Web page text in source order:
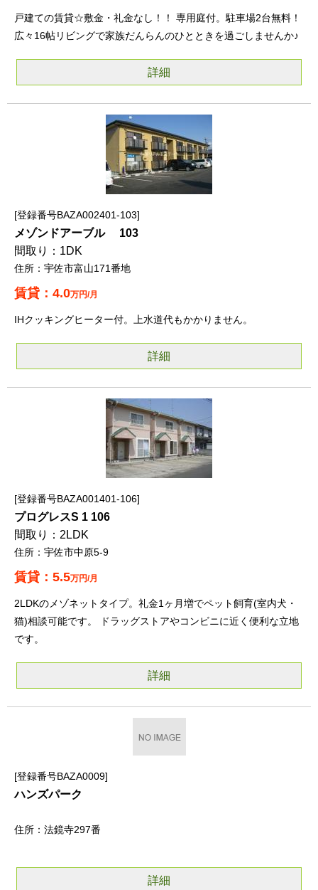
戸建ての賃貸☆敷金・礼金なし！！ 専用庭付。駐車場2台無料！
広々16帖リビングで家族だんらんのひとときを過ごしませんか♪
詳細
登録番号BAZA002401-103
メゾンドアーブル 103
1DK
宇佐市富山171番地
4.0万円/月
IHクッキングヒーター付。上水道代もかかりません。
詳細
登録番号BAZA001401-106
プログレスS 1 106
2LDK
宇佐市中原5-9
5.5万円/月
2LDKのメゾネットタイプ。礼金1ヶ月増でペット飼育(室内犬・
猫)相談可能です。 ドラッグストアやコンビニに近く便利な立地
です。
詳細
登録番号BAZA0009
ハンズパーク
法鏡寺297番
詳細